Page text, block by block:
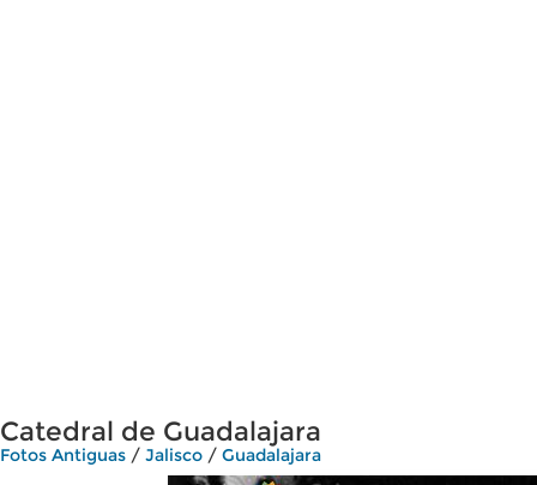
Catedral de Guadalajara
Fotos Antiguas / Jalisco / Guadalajara